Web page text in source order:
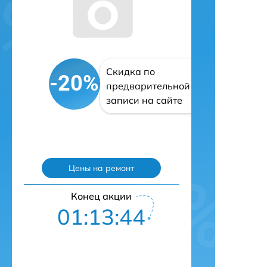
-20%
Скидка по
предварительной
записи на сайте
Цены на ремонт
Конец акции
01:13:43